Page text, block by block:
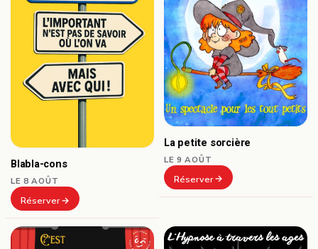
Blabla-cons
LE 8 AOÛT
Réserver
La petite sorcière
LE 9 AOÛT
Réserver